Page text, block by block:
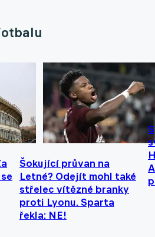
Šokující průvan na
Letné? Odejít mohl také
střelec vítězné branky
proti Lyonu. Sparta
řekla: NE!